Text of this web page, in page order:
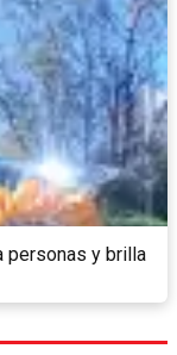
personas y brilla